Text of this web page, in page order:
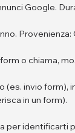
Google.
Provenienza:
o chiama,
(es. invio form),
in un form).
per identificarti